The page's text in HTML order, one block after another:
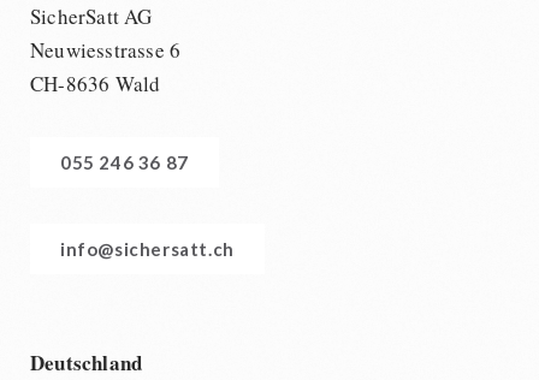
SicherSatt AG
Neuwiesstrasse 6
CH-8636 Wald
055 246 36 87
info@sichersatt.ch
Deutschland